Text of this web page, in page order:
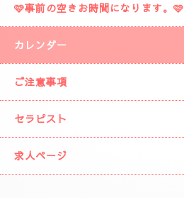
🩷事前の空きお時間になります。🩷
カレンダー
ご注意事項
セラピスト
求人ページ